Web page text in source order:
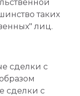
таких
лиц.
сделки с
сделки с